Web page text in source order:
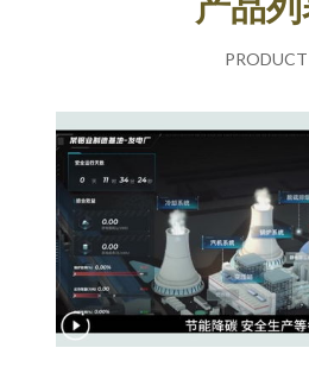
PRODUCT